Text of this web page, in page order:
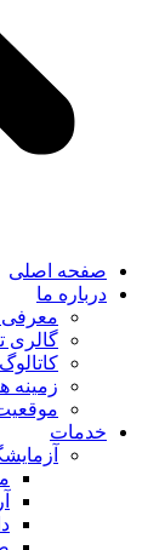
صفحه اصلی
درباره ما
معرفی
گالری
زمینه
خدمات